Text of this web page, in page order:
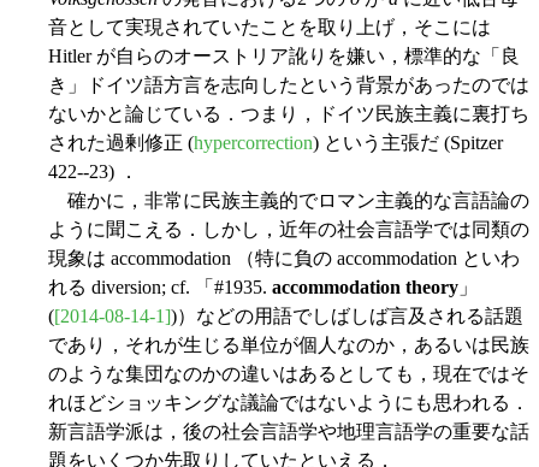
音として実現されていたことを取り上げ，そこには
Hitler が自らのオーストリア訛りを嫌い，標準的な「良
き」ドイツ語方言を志向したという背景があったのでは
ないかと論じている．つまり，ドイツ民族主義に裏打ち
された過剰修正 (hypercorrection) という主張だ (Spitzer
422--23) ．
確かに，非常に民族主義的でロマン主義的な言語論の
ように聞こえる．しかし，近年の社会言語学では同類の
現象は accommodation （特に負の accommodation といわ
れる diversion; cf. 「#1935. accommodation theory 」
([2014-08-14-1])）などの用語でしばしば言及される話題
であり，それが生じる単位が個人なのか，あるいは民族
のような集団なのかの違いはあるとしても，現在ではそ
れほどショッキングな議論ではないようにも思われる．
新言語学派は，後の社会言語学や地理言語学の重要な話
題をいくつか先取りしていたといえる．